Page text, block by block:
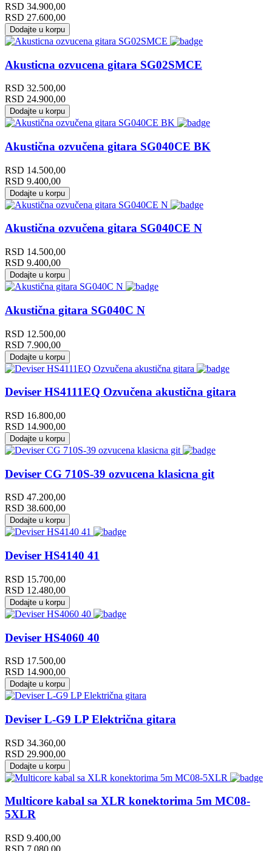
RSD 34.900,00
RSD 27.600,00
Dodajte u korpu
Akusticna ozvucena gitara SG02SMCE
RSD 32.500,00
RSD 24.900,00
Dodajte u korpu
Akustična ozvučena gitara SG040CE BK
RSD 14.500,00
RSD 9.400,00
Dodajte u korpu
Akustična ozvučena gitara SG040CE N
RSD 14.500,00
RSD 9.400,00
Dodajte u korpu
Akustična gitara SG040C N
RSD 12.500,00
RSD 7.900,00
Dodajte u korpu
Deviser HS4111EQ Ozvučena akustična gitara
RSD 16.800,00
RSD 14.900,00
Dodajte u korpu
Deviser CG 710S-39 ozvucena klasicna git
RSD 47.200,00
RSD 38.600,00
Dodajte u korpu
Deviser HS4140 41
RSD 15.700,00
RSD 12.480,00
Dodajte u korpu
Deviser HS4060 40
RSD 17.500,00
RSD 14.900,00
Dodajte u korpu
Deviser L-G9 LP Električna gitara
RSD 34.360,00
RSD 29.900,00
Dodajte u korpu
Multicore kabal sa XLR konektorima 5m MC08-
5XLR
RSD 9.400,00